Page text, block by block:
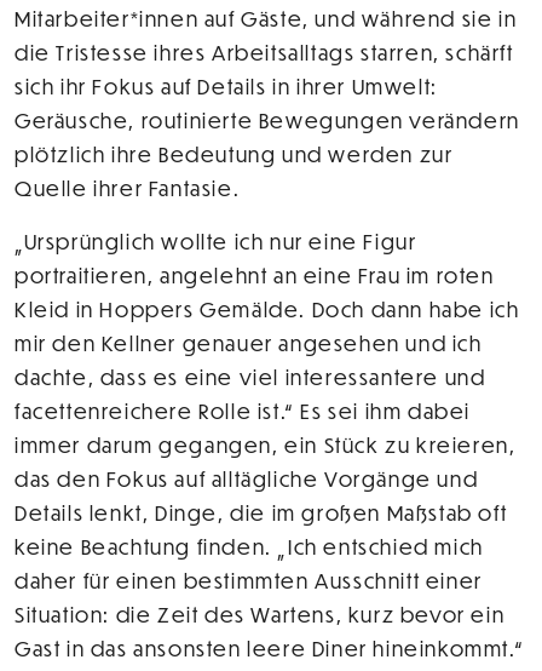
Mitarbeiter*innen auf Gäste, und während sie in
die Tristesse ihres Arbeitsalltags starren, schärft
sich ihr Fokus auf Details in ihrer Umwelt:
Geräusche, routinierte Bewegungen verändern
plötzlich ihre Bedeutung und werden zur
Quelle ihrer Fantasie.
„Ursprünglich wollte ich nur eine Figur
portraitieren, angelehnt an eine Frau im roten
Kleid in Hoppers Gemälde. Doch dann habe ich
mir den Kellner genauer angesehen und ich
dachte, dass es eine viel interessantere und
facettenreichere Rolle ist.“ Es sei ihm dabei
immer darum gegangen, ein Stück zu kreieren,
das den Fokus auf alltägliche Vorgänge und
Details lenkt, Dinge, die im großen Maßstab oft
keine Beachtung finden. „Ich entschied mich
daher für einen bestimmten Ausschnitt einer
Situation: die Zeit des Wartens, kurz bevor ein
Gast in das ansonsten leere Diner hineinkommt.“